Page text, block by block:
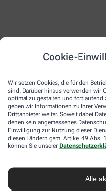
Cookie-
Wir setzen Cookies, die für den
sind. Darüber hinaus verwenden wir
optimal zu gestalten und fortlaufend
geben wir Informationen zu Ihrer
Drittanbieter weiter. Soweit dabei
denen kein angemessenes
Einwilligung zur Nutzung dieser
diesen Ländern gem. Artikel 49 Abs.
können Sie unserer
Alle
Das ist ein Test. Die echte Seite